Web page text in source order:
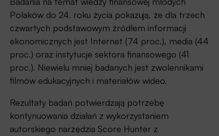
Polaków do 24. roku życia pokazują, że dla trzech
czwartych podstawowym źródłem informacji
ekonomicznych jest Internet (74 proc.), media (44
proc.) oraz instytucje sektora finansowego (41
proc.). Niewielu mniej badanych jest zwolennikami
filmów edukacyjnych i materiałów wideo.
Rezultaty badań potwierdzają potrzebę
kontynuowania działań z wykorzystaniem
autorskiego narzędzia Score Hunter z